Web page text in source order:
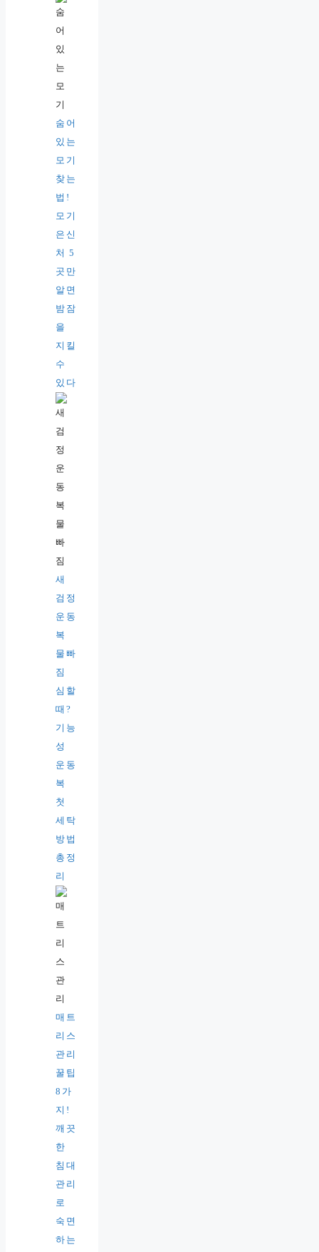
숨어
있는
모기
찾는
법!
모기
은신
처 5
곳만
알면
밤잠
을
지킬
수
있다
새
검정
운동
복
물빠
짐
심할
때?
기능
성
운동
복
첫
세탁
방법
총정
리
매트
리스
관리
꿀팁
8가
지!
깨끗
한
침대
관리
로
숙면
하는